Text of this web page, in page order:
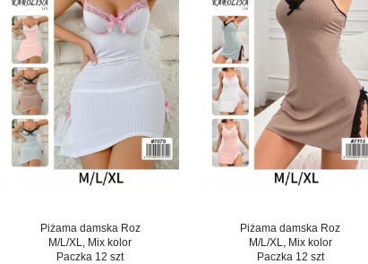
Piżama damska Roz
M/L/XL, Mix kolor
Paczka 12 szt
Piżama damska Roz
M/L/XL, Mix kolor
Paczka 12 szt